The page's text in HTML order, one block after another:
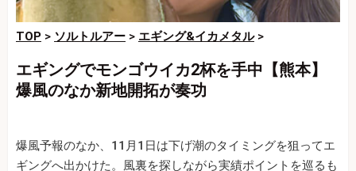
TOP > ソルトルアー > エギング&イカメタル>
エギングでモンゴウイカ2杯を手中【熊本】
爆風のなか新地開拓が奏功
爆風予報のなか、11月1日は下げ潮のタイミングを狙ってエ
ギングへ出かけた。風裏を探しながら実績ポイントを巡るも